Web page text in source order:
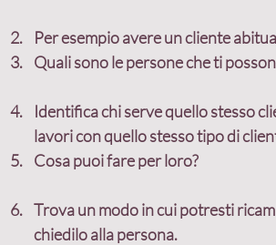
Per esempio avere un cliente
Quali sono le persone che ti
Identifica chi serve quello stesso
lavori con quello stesso tipo di
Cosa puoi fare per loro?
Trova un modo in cui potresti
chiedilo alla persona.